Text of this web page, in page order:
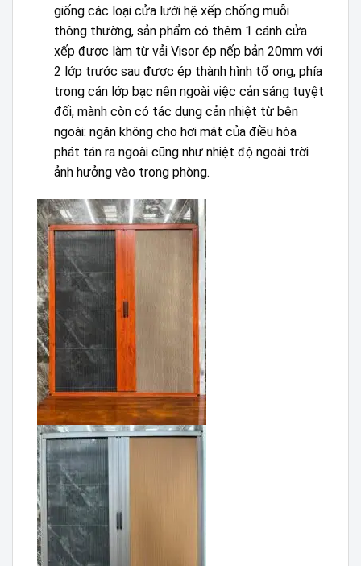
giống các loại cửa lưới hệ xếp chống muỗi
thông thường, sản phẩm có thêm 1 cánh cửa
xếp được làm từ vải Visor ép nếp bản 20mm với
2 lớp trước sau được ép thành hình tổ ong, phía
trong cán lớp bạc nên ngoài việc cản sáng tuyệt
đối, mành còn có tác dụng cản nhiệt từ bên
ngoài: ngăn không cho hơi mát của điều hòa
phát tán ra ngoài cũng như nhiệt độ ngoài trời
ảnh hưởng vào trong phòng.